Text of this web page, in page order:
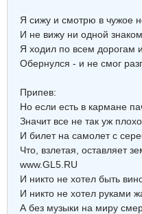
Я сижу и смотрю в чужое
И не вижу ни одной
Я ходил по всем дорогам
Обернулся - и не смог
Припев:
Но если есть в кармане
Значит все не так уж
И билет на самолет с
Что, взлетая, оставляет
www.GL5.RU
И никто не хотел быть
И никто не хотел руками
А без музыки на миру